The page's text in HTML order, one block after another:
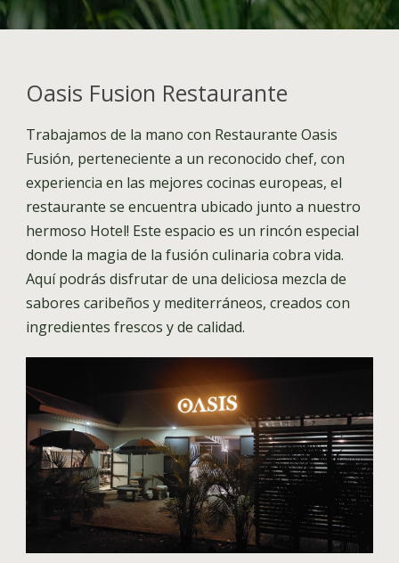
Oasis Fusion Restaurante
Trabajamos de la mano con Restaurante Oasis
Fusión, perteneciente a un reconocido chef, con
experiencia en las mejores cocinas europeas, el
restaurante se encuentra ubicado junto a nuestro
hermoso Hotel! Este espacio es un rincón especial
donde la magia de la fusión culinaria cobra vida.
Aquí podrás disfrutar de una deliciosa mezcla de
sabores caribeños y mediterráneos, creados con
ingredientes frescos y de calidad.